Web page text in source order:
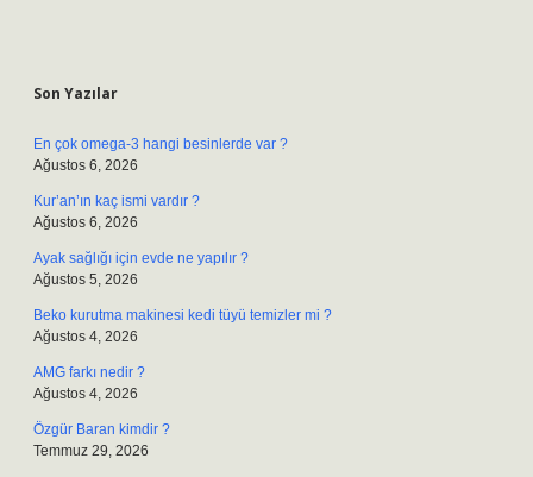
Son Yazılar
En çok omega-3 hangi besinlerde var ?
Ağustos 6, 2026
Kur’an’ın kaç ismi vardır ?
Ağustos 6, 2026
Ayak sağlığı için evde ne yapılır ?
Ağustos 5, 2026
Beko kurutma makinesi kedi tüyü temizler mi ?
Ağustos 4, 2026
AMG farkı nedir ?
Ağustos 4, 2026
Özgür Baran kimdir ?
Temmuz 29, 2026